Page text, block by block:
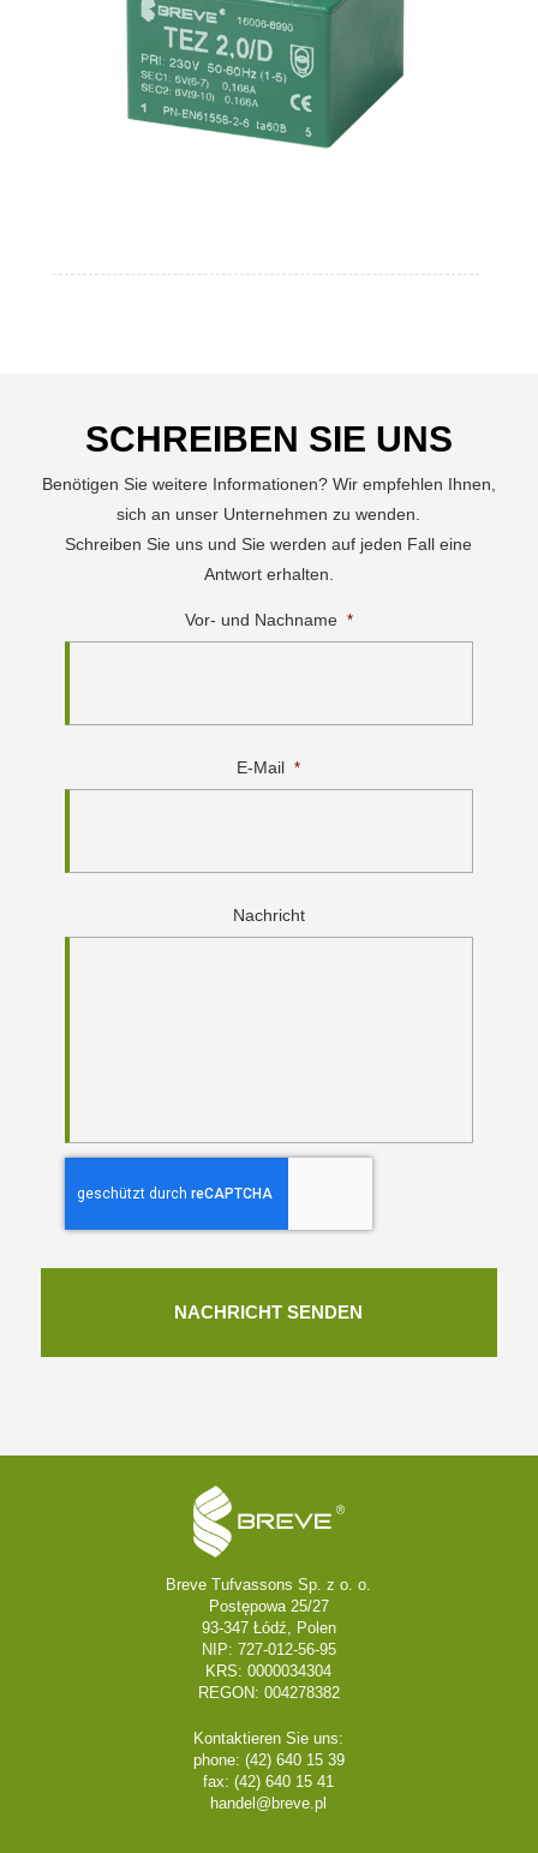
SCHREIBEN SIE UNS
Benötigen Sie weitere Informationen? Wir empfehlen Ihnen,
sich an unser Unternehmen zu wenden.
Schreiben Sie uns und Sie werden auf jeden Fall eine
Antwort erhalten.
Vor- und Nachname *
E-Mail *
Nachricht
Breve Tufvassons Sp. z o. o.
Postępowa 25/27
93-347 Łódź, Polen
NIP: 727-012-56-95
KRS: 0000034304
REGON: 004278382
Kontaktieren Sie uns:
phone: (42) 640 15 39
fax: (42) 640 15 41
handel@breve.pl